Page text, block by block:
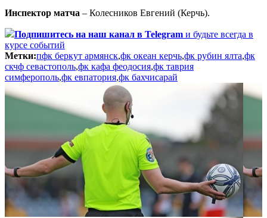
Инспектор матча – Колесников Евгений (Керчь).
Подпишитесь на наш канал в Telegram и будьте всегда в
курсе событий
Метки:пфк беркут армянск,фк океан керчь,фк рубин ялта,фк
скчф севастополь,фк кафа феодосия,фк таврия
симферополь,фк евпатория,фк бахчисарай